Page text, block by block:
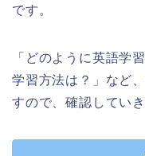
です。
「どのように英語学
学習方法は？」など
すので、確認していき